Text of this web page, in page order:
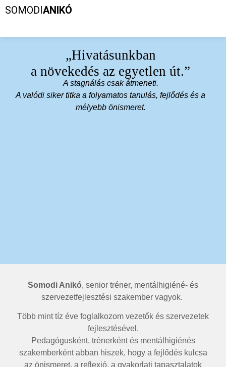
SOMODIANIKÓ
„Hivatásunkban
a növekedés az egyetlen út.”​
A stagnálás csak átmeneti.
A valódi siker titka a folyamatos tanulás, fejlődés és a
mélyebb önismeret.
Somodi Anikó, senior tréner, mentálhigiéné- és
szervezetfejlesztési szakember vagyok.
Több mint tíz éve foglalkozom vezetők és szervezetek
fejlesztésével.
Pedagógusként, trénerként és mentálhigiénés
szakemberként abban hiszek, hogy a fejlődés kulcsa
az önismeret, a reflexió, a gyakorlati tapasztalatok